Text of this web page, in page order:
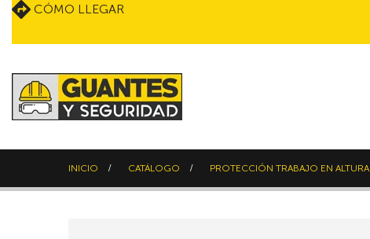
CÓMO LLEGAR
INICIO CATÁLOGO PROTECCIÓN TRABAJO EN ALTURA